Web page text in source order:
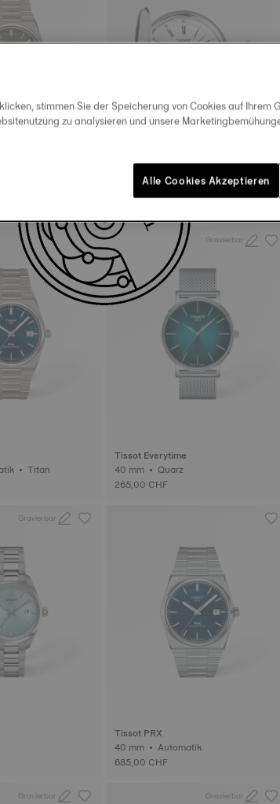
Tissot Savonnette
38 mm • Automatik • Titan
Gravierbar
Tissot Everytime
40 mm • Quarz
265,00 CHF
Gravierbar
Tissot PRX
40 mm • Automatik
685,00 CHF
Gravierbar Gravierbar
stimmen Sie der Speicherung von Cookies auf Ihrem
zu analysieren und unsere
Alle Cookies Akzeptieren